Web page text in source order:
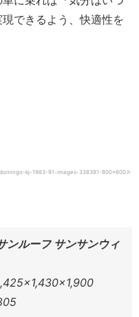
できるよう、快適性を
kj-1983-91-images-338391-800×600.h
ンルーフ サンサンウィ